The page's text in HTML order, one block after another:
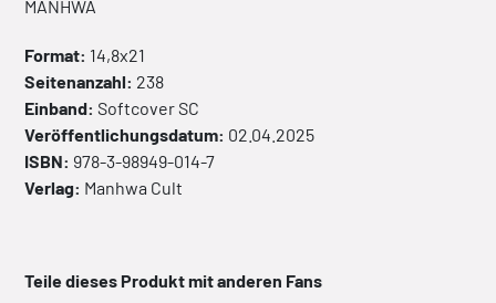
MANHWA
Format: 14,8x21
Seitenanzahl: 238
Einband: SoftcoverSC
Veröffentlichungsdatum: 02.04.2025
ISBN: 978-3-98949-014-7
Verlag: Manhwa Cult
Teile dieses Produkt mit anderen Fans